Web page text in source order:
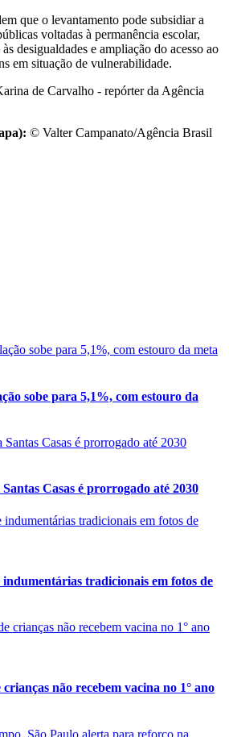
que o levantamento pode subsidiar a
voltadas à permanência escolar,
desigualdades e ampliação do acesso ao
em situação de vulnerabilidade.
de Carvalho - repórter da Agência
© Valter Campanato/Agência Brasil
sobe para 5,1%, com estouro da
Casas é prorrogado até 2030
tradicionais em fotos de
não recebem vacina no 1° ano